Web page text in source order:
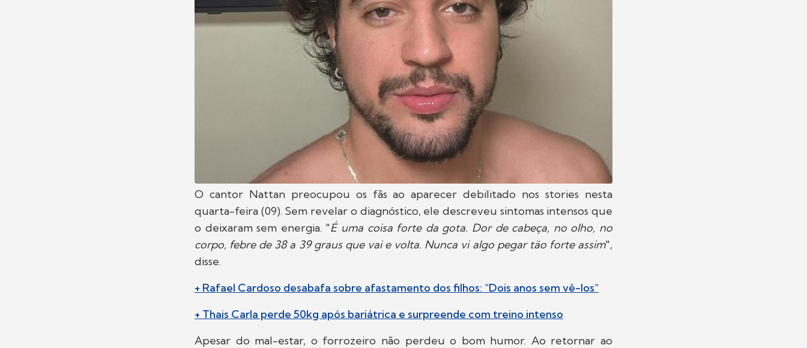
O cantor Nattan preocupou os fãs ao aparecer debilitado nos stories nesta
quarta-feira (09). Sem revelar o diagnóstico, ele descreveu sintomas intensos que
o deixaram sem energia. "É uma coisa forte da gota. Dor de cabeça, no olho, no
corpo, febre de 38 a 39 graus que vai e volta. Nunca vi algo pegar tão forte assim",
disse.
+ Rafael Cardoso desabafa sobre afastamento dos filhos: "Dois anos sem vê-los"
+ Thais Carla perde 50kg após bariátrica e surpreende com treino intenso
Apesar do mal-estar, o forrozeiro não perdeu o bom humor. Ao retornar ao